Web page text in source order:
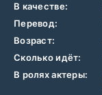
В качестве:
Перевод:
Возраст:
Сколько идёт:
В ролях актеры: